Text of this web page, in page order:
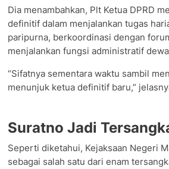
Dia menambahkan, Plt Ketua DPRD
definitif dalam menjalankan tugas
paripurna, berkoordinasi dengan
menjalankan fungsi administratif
“Sifatnya sementara waktu sambil
menunjuk ketua definitif baru,”
Suratno Jadi
Seperti diketahui, Kejaksaan Negeri
sebagai salah satu dari enam